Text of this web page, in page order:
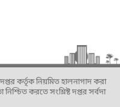
কর্তৃক নিয়মিত হালনাগাদ করা
করতে সংশ্লিষ্ট দপ্তর সর্বদা